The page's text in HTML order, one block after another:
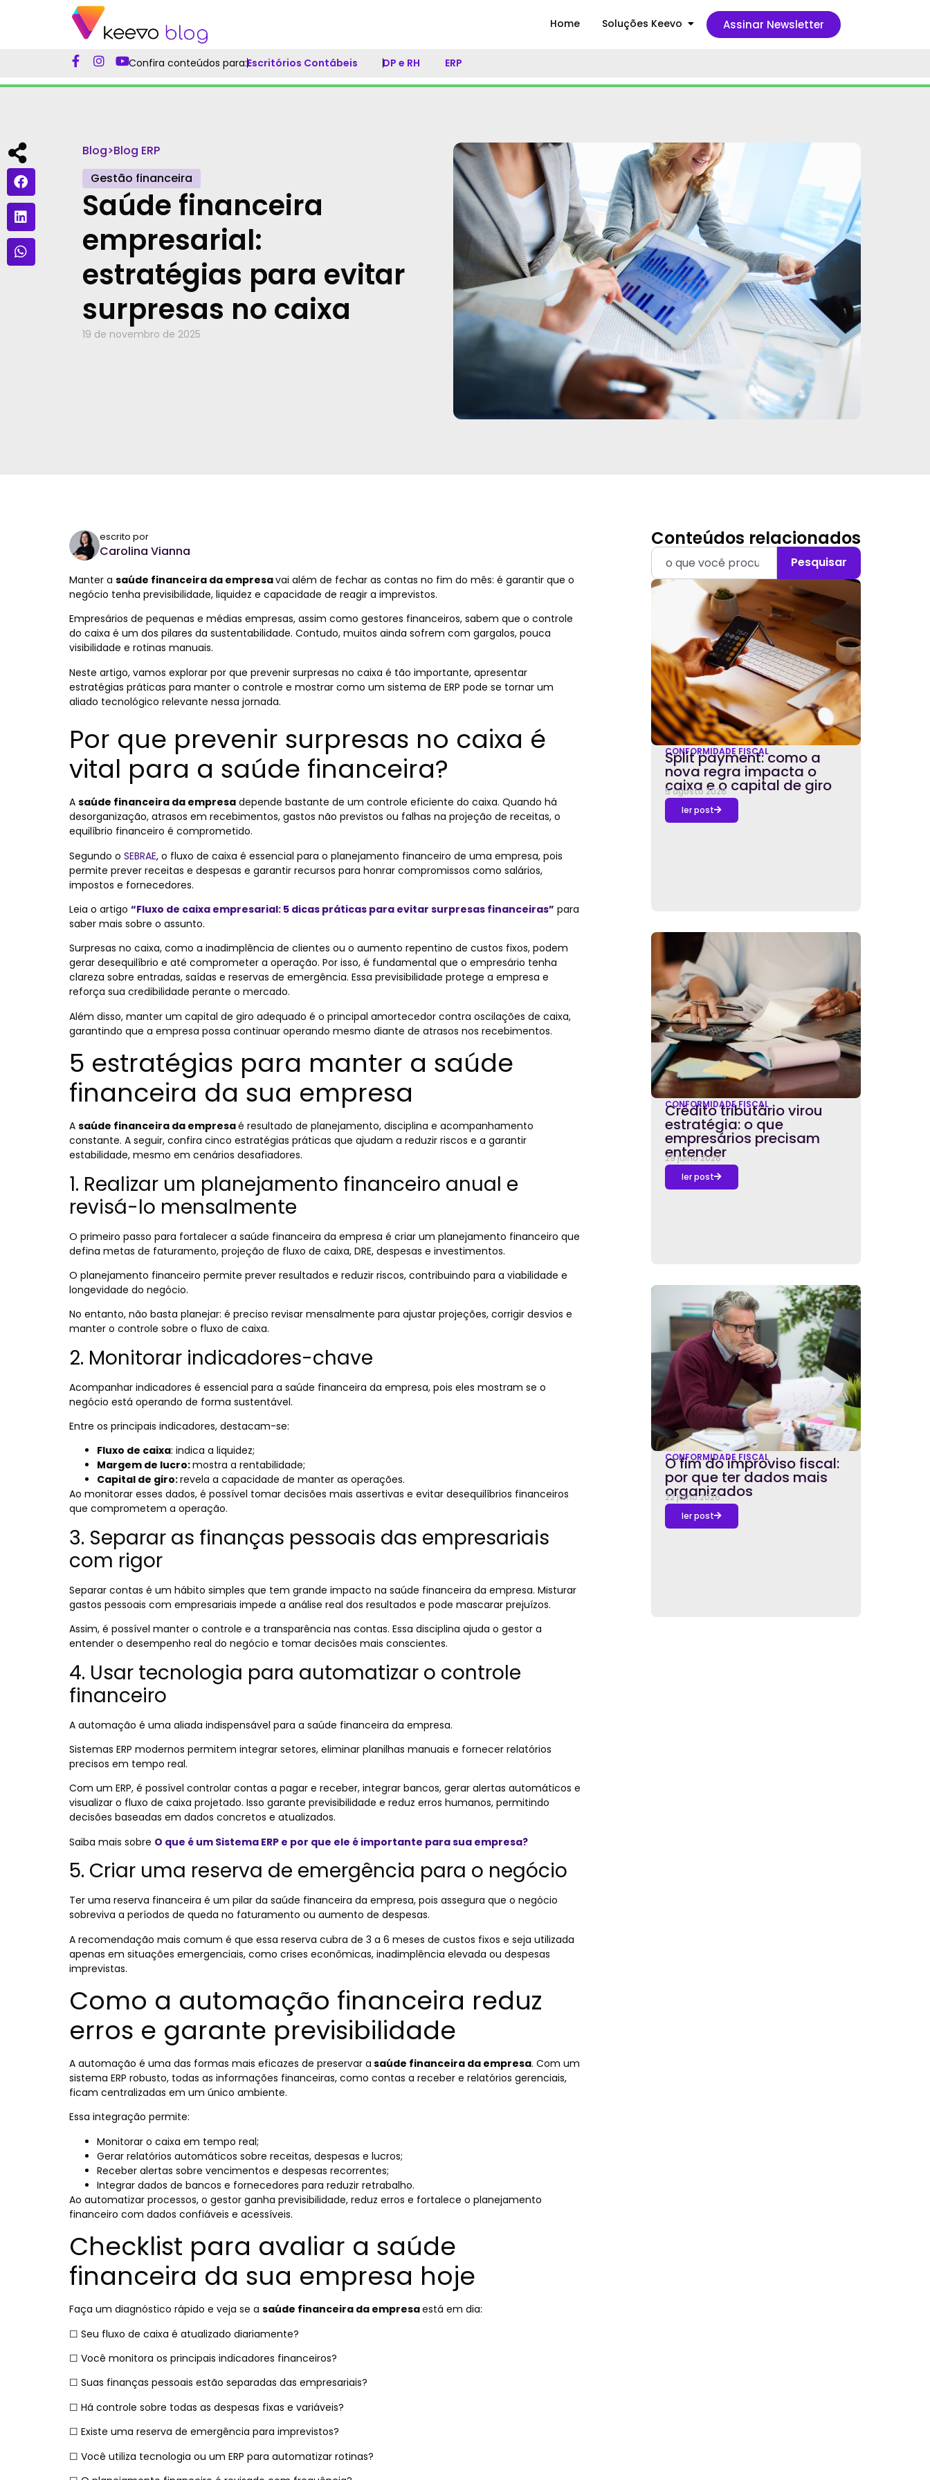
Home Soluções Keevo Assinar Newsletter
Confira conteúdos para:Escritórios Contábeis DP e RH ERP
Blog>Blog ERP
Gestão financeira
Saúde financeira
empresarial:
estratégias para evitar
surpresas no caixa
19 de novembro de 2025
escrito por
Carolina Vianna
Manter a saúde financeira da empresavai além de fechar as contas no fim do mês: é garantir que o
negócio tenha previsibilidade, liquidez e capacidade de reagir a imprevistos.
Empresários de pequenas e médias empresas, assim como gestores financeiros, sabem que o controle
do caixa é um dos pilares da sustentabilidade. Contudo, muitos ainda sofrem com gargalos, pouca
visibilidade e rotinas manuais.
Neste artigo, vamos explorar por que prevenir surpresas no caixa é tão importante, apresentar
estratégias práticas para manter o controle e mostrar como um sistema de ERP pode se tornar um
aliado tecnológico relevante nessa jornada.
Por que prevenir surpresas no caixa é
vital para a saúde financeira?
A saúde financeira da empresa depende bastante de um controle eficiente do caixa. Quando há
desorganização, atrasos em recebimentos, gastos não previstos ou falhas na projeção de receitas, o
equilíbrio financeiro é comprometido.
Segundo o SEBRAE, o fluxo de caixa é essencial para o planejamento financeiro de uma empresa, pois
permite prever receitas e despesas e garantir recursos para honrar compromissos como salários,
impostos e fornecedores.
Leia o artigo “Fluxo de caixa empresarial: 5 dicas práticas para evitar surpresas financeiras” para
saber mais sobre o assunto.
Surpresas no caixa, como a inadimplência de clientes ou o aumento repentino de custos fixos, podem
gerar desequilíbrio e até comprometer a operação. Por isso, é fundamental que o empresário tenha
clareza sobre entradas, saídas e reservas de emergência. Essa previsibilidade protege a empresa e
reforça sua credibilidade perante o mercado.
Além disso, manter um capital de giro adequado é o principal amortecedor contra oscilações de caixa,
garantindo que a empresa possa continuar operando mesmo diante de atrasos nos recebimentos.
5 estratégias para manter a saúde
financeira da sua empresa
A saúde financeira da empresaé resultado de planejamento, disciplina e acompanhamento
constante. A seguir, confira cinco estratégias práticas que ajudam a reduzir riscos e a garantir
estabilidade, mesmo em cenários desafiadores.
1. Realizar um planejamento financeiro anual e
revisá-lo mensalmente
O primeiro passo para fortalecer a saúde financeira da empresa é criar um planejamento financeiro que
defina metas de faturamento, projeção de fluxo de caixa, DRE, despesas e investimentos.
O planejamento financeiro permite prever resultados e reduzir riscos, contribuindo para a viabilidade e
longevidade do negócio.
No entanto, não basta planejar: é preciso revisar mensalmente para ajustar projeções, corrigir desvios e
manter o controle sobre o fluxo de caixa.
2. Monitorar indicadores-chave
Acompanhar indicadores é essencial para a saúde financeira da empresa, pois eles mostram se o
negócio está operando de forma sustentável.
Entre os principais indicadores, destacam-se:
Fluxo de caixa: indica a liquidez;
Margem de lucro:mostra a rentabilidade;
Capital de giro:revela a capacidade de manter as operações.
Ao monitorar esses dados, é possível tomar decisões mais assertivas e evitar desequilíbrios financeiros
que comprometem a operação.
3. Separar as finanças pessoais das empresariais
com rigor
Separar contas é um hábito simples que tem grande impacto na saúde financeira da empresa. Misturar
gastos pessoais com empresariais impede a análise real dos resultados e pode mascarar prejuízos.
Assim, é possível manter o controle e a transparência nas contas. Essa disciplina ajuda o gestor a
entender o desempenho real do negócio e tomar decisões mais conscientes.
4. Usar tecnologia para automatizar o controle
financeiro
A automação é uma aliada indispensável para a saúde financeira da empresa.
Sistemas ERP modernos permitem integrar setores, eliminar planilhas manuais e fornecer relatórios
precisos em tempo real.
Com um ERP, é possível controlar contas a pagar e receber, integrar bancos, gerar alertas automáticos e
visualizar o fluxo de caixa projetado. Isso garante previsibilidade e reduz erros humanos, permitindo
decisões baseadas em dados concretos e atualizados.
Saiba mais sobre O que é um Sistema ERP e por que ele é importante para sua empresa?
5. Criar uma reserva de emergência para o negócio
Ter uma reserva financeira é um pilar da saúde financeira da empresa, pois assegura que o negócio
sobreviva a períodos de queda no faturamento ou aumento de despesas.
A recomendação mais comum é que essa reserva cubra de 3 a 6 meses de custos fixos e seja utilizada
apenas em situações emergenciais, como crises econômicas, inadimplência elevada ou despesas
imprevistas.
Como a automação financeira reduz
erros e garante previsibilidade
A automação é uma das formas mais eficazes de preservar a saúde financeira da empresa. Com um
sistema ERP robusto, todas as informações financeiras, como contas a receber e relatórios gerenciais,
ficam centralizadas em um único ambiente.
Essa integração permite:
Monitorar o caixa em tempo real;
Gerar relatórios automáticos sobre receitas, despesas e lucros;
Receber alertas sobre vencimentos e despesas recorrentes;
Integrar dados de bancos e fornecedores para reduzir retrabalho.
Ao automatizar processos, o gestor ganha previsibilidade, reduz erros e fortalece o planejamento
financeiro com dados confiáveis e acessíveis.
Checklist para avaliar a saúde
financeira da sua empresa hoje
Faça um diagnóstico rápido e veja se a saúde financeira da empresaestá em dia:
☐ Seu fluxo de caixa é atualizado diariamente?
☐ Você monitora os principais indicadores financeiros?
☐ Suas finanças pessoais estão separadas das empresariais?
☐ Há controle sobre todas as despesas fixas e variáveis?
☐ Existe uma reserva de emergência para imprevistos?
☐ Você utiliza tecnologia ou um ERP para automatizar rotinas?
Conteúdos relacionados
Pesquisar
CONFORMIDADE FISCAL
Split payment: como a
nova regra impacta o
caixa e o capital de giro
5 agosto 2026
ler post
CONFORMIDADE FISCAL
Crédito tributário virou
estratégia: o que
empresários precisam
entender
29 julho 2026
ler post
CONFORMIDADE FISCAL
O fim do improviso fiscal:
por que ter dados mais
organizados
22 julho 2026
ler post